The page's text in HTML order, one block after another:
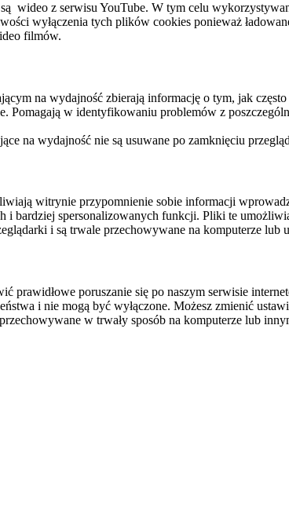
wideo z serwisu YouTube. W tym celu
wyłączenia tych plików cookies ponieważ
filmów.
na wydajność zbierają informację o tym, jak
Pomagają w identyfikowaniu problemów z
na wydajność nie są usuwane po zamknięciu
witrynie przypomnienie sobie informacji
i bardziej spersonalizowanych funkcji. Pliki te
i są trwale przechowywane na komputerze lub
prawidłowe poruszanie się po naszym serwisie
i nie mogą być wyłączone. Możesz zmienić
w trwały sposób na komputerze lub